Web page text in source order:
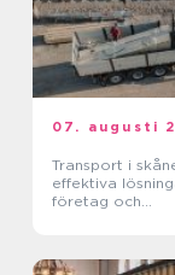
07. augusti
Transport i
effektiva
företag och